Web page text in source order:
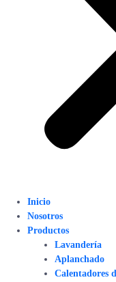
Inicio
Nosotros
Productos
Lavandería
Aplanchado
Calentadores